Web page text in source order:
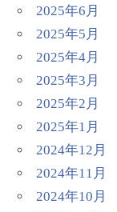
2025年6月
2025年5月
2025年4月
2025年3月
2025年2月
2025年1月
2024年12月
2024年11月
2024年10月